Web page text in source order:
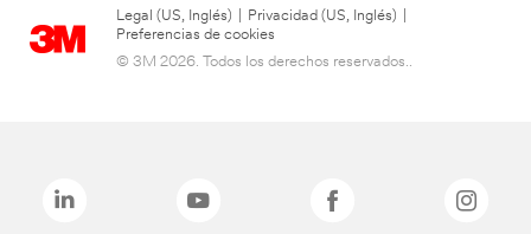
Legal (US, Inglés) Privacidad (US, Inglés)
Preferencias de cookies
© 3M 2026. Todos los derechos reservados..